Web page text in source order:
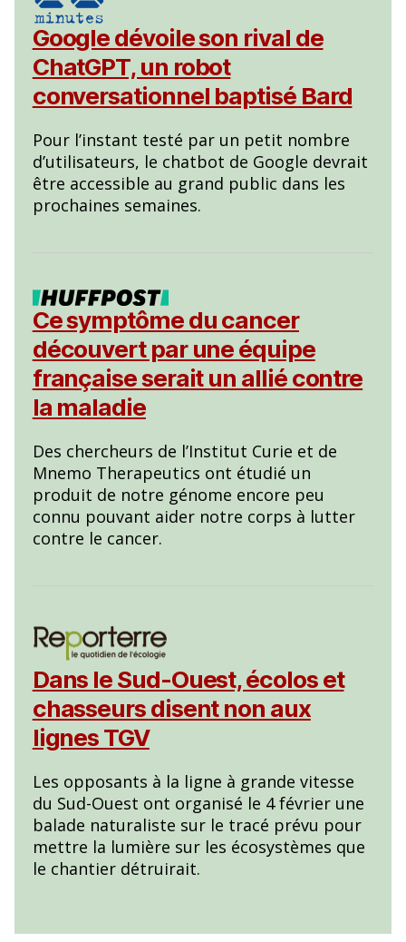
Google dévoile son rival de
ChatGPT, un robot
conversationnel baptisé Bard
Pour l’instant testé par un petit nombre
d’utilisateurs, le chatbot de Google devrait
être accessible au grand public dans les
prochaines semaines.
Ce symptôme du cancer
découvert par une équipe
française serait un allié contre
la maladie
Des chercheurs de l’Institut Curie et de
Mnemo Therapeutics ont étudié un
produit de notre génome encore peu
connu pouvant aider notre corps à lutter
contre le cancer.
Dans le Sud-Ouest, écolos et
chasseurs disent non aux
lignes TGV
Les opposants à la ligne à grande vitesse
du Sud-Ouest ont organisé le 4 février une
balade naturaliste sur le tracé prévu pour
mettre la lumière sur les écosystèmes que
le chantier détruirait.